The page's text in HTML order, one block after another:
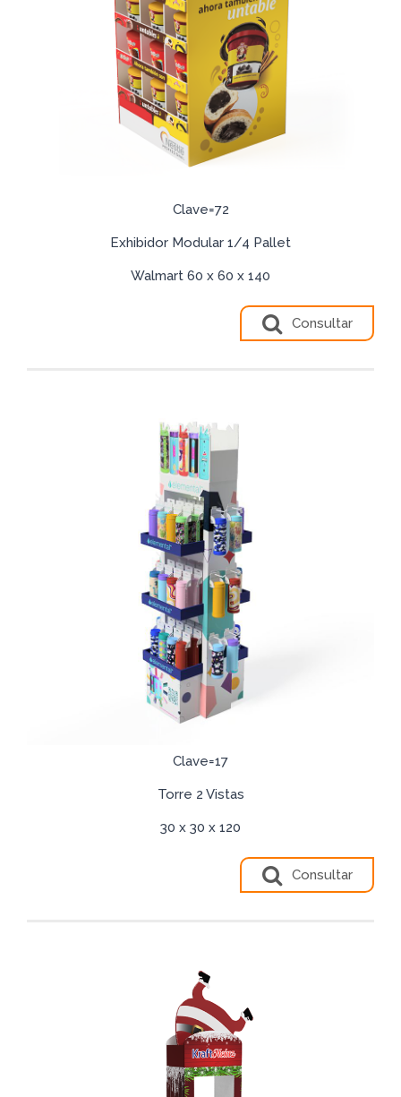
Clave=72
Exhibidor Modular 1/4 Pallet
Walmart 60 x 60 x 140
Consultar
Clave=17
Torre 2 Vistas
30 x 30 x 120
Consultar